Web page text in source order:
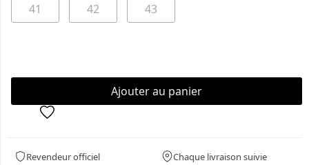
41 42 43
Revendeur officiel
Chaque livraison suivie